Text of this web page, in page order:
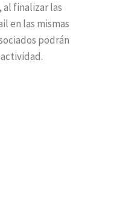
al finalizar las
en las mismas
podrán